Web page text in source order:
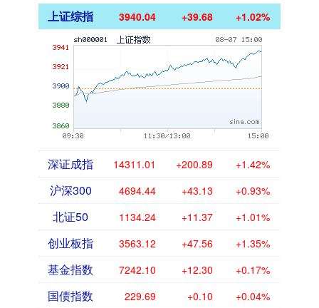
上证综指 3940.04 +39.68 +1.02%
深证成指 14311.01 +200.89 +1.42%
沪深300 4694.44 +43.13 +0.93%
北证50 1134.24 +11.37 +1.01%
创业板指 3563.12 +47.56 +1.35%
基金指数 7242.10 +12.30 +0.17%
国债指数 229.69 +0.10 +0.04%